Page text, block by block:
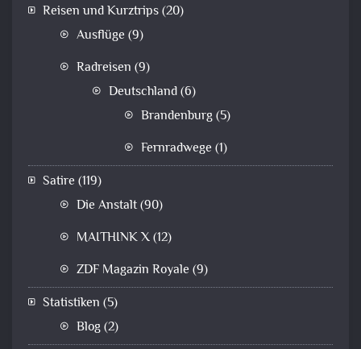
Reisen und Kurztrips(20)
Ausflüge (9)
Radreisen (9)
Deutschland(6)
Brandenburg(5)
Fernradwege (1)
Satire (119)
Die Anstalt(90)
MAITHINK X(12)
ZDF Magazin Royale (9)
Statistiken (5)
Blog(2)